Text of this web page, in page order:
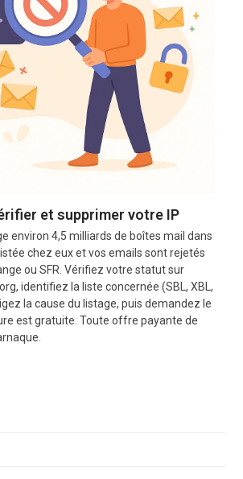
et supprimer votre IP
environ 4,5 milliards de boîtes mail dans
chez eux et vos emails sont rejetés
ou SFR. Vérifiez votre statut sur
identifiez la liste concernée (SBL, XBL,
la cause du listage, puis demandez le
est gratuite. Toute offre payante de